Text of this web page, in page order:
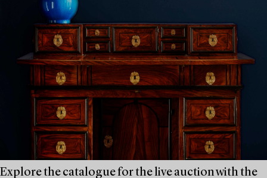
Explore the catalogue for the live auction with the